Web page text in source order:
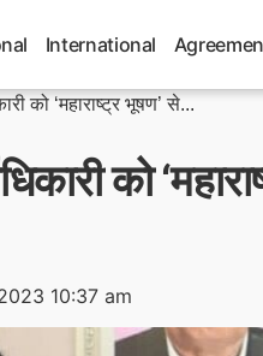
International
को ‘महाराष्ट्र भूषण’ से...
को
10:37 am